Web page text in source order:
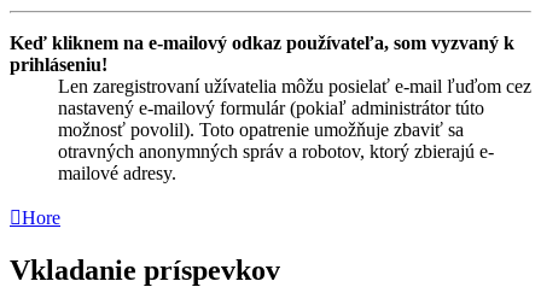
Keď kliknem na e-mailový odkaz používateľa, som vyzvaný k
prihláseniu!
Len zaregistrovaní užívatelia môžu posielať e-mail ľuďom cez
nastavený e-mailový formulár (pokiaľ administrátor túto
možnosť povolil). Toto opatrenie umožňuje zbaviť sa
otravných anonymných správ a robotov, ktorý zbierajú e-
mailové adresy.
Hore
Vkladanie príspevkov